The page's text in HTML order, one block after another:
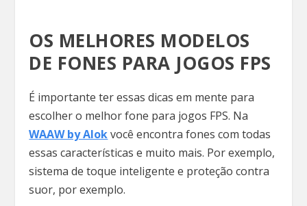
OS MELHORES MODELOS
DE FONES PARA JOGOS FPS
É importante ter essas dicas em mente para
escolher o melhor fone para jogos FPS. Na
WAAW by Alokvocê encontra fones com todas
essas características e muito mais. Por exemplo,
sistema de toque inteligente e proteção contra
suor, por exemplo.